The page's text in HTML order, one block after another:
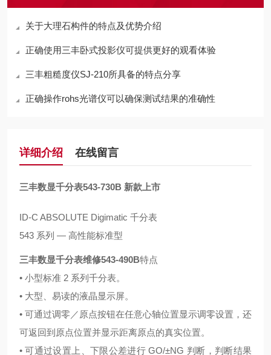
关于大理石构件的特点及优势介绍
正确使用三丰卧式投影仪可提供更好的观看体验
三丰粗糙度仪SJ-210所具备的特点分享
正确操作rohs光谱仪可以确保测试结果的准确性
详细介绍 在线留言
三丰数显千分表543-730B 新款上市
ID-C ABSOLUTE Digimatic 千分表
543 系列 — 高性能标准型
三丰数显千分表维修543-490B特点
• 小型标准 2 系列千分表。
• 大型、易读的液晶显示屏。
• 可通过调零／原点按钮在任意心轴位置显示调零设置，还
可返回到原点位置并显示距离原点的真实位置。
• 可通过设置上、下限公差进行 GO/±NG 判断，判断结果